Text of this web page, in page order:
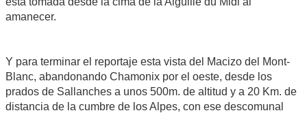
amanecer.
Y para terminar el reportaje esta vista del Macizo del Mont-
Blanc, abandonando Chamonix por el oeste, desde los
prados de Sallanches a unos 500m. de altitud y a 20 Km. de
distancia de la cumbre de los Alpes, con ese descomunal